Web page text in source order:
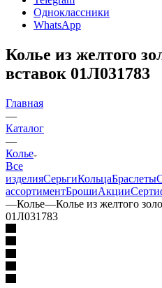
Одноклассники
WhatsApp
Колье из желтого
вставок 01Л031783
Главная
—
Каталог
—
Колье
Все
изделияСерьгиКольцаБраслеты
ассортиментБрошиАкции
—Колье—Колье из желтого
01Л031783